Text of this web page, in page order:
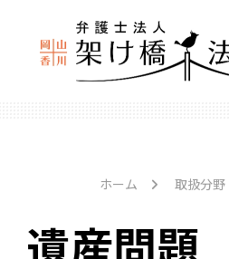
ホーム 取扱分野
遺産問題